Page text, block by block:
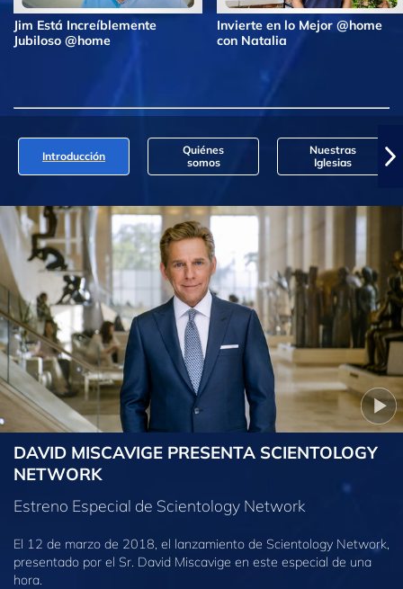
Jim Está Increíblemente
Jubiloso @home
Invierte en lo Mejor @home
con Natalia
Introducción
Quiénes
somos
Nuestras
Iglesias
DAVID MISCAVIGE PRESENTA SCIENTOLOGY
NETWORK
Estreno Especial de Scientology Network
El 12 de marzo de 2018, el lanzamiento de Scientology Network,
presentado por el Sr. David Miscavige en este especial de una
hora.